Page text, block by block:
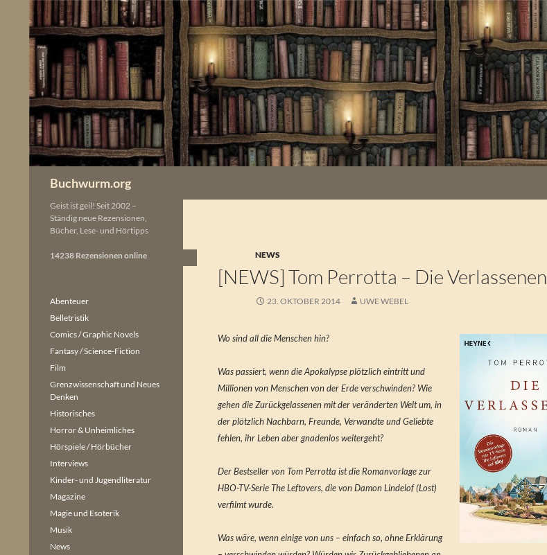
springen
Buchwurm.org
NEWS
[NEWS] Tom Perrotta – Die Verlassenen
23. OKTOBER 2014 UWE WEBEL
Wo sind all die Menschen hin?
Was passiert, wenn die Apokalypse plötzlich eintritt und
Millionen von Menschen von der Erde verschwinden? Wie
gehen die Zurückgelassenen mit der veränderten Welt um, in
der plötzlich Nachbarn, Freunde, Verwandte und Geliebte
fehlen, ihr Leben aber gnadenlos weitergeht?
Der Bestseller von Tom Perrotta ist die Romanvorlage zur
HBO-TV-Serie The Leftovers, die von Damon Lindelof (Lost)
verfilmt wurde.
Was wäre, wenn einige von uns – einfach so, ohne Erklärung
Geist ist geil! Seit 2002 –
Ständig neue Rezensionen,
Bücher, Lese- und Hörtipps
14238 Rezensionen online
Abenteuer
Belletristik
Comics / Graphic Novels
Fantasy / Science-Fiction
Film
Grenzwissenschaft und Neues
Denken
Historisches
Horror & Unheimliches
Hörspiele / Hörbücher
Interviews
Kinder- und Jugendliteratur
Magazine
Magie und Esoterik
Musik
News